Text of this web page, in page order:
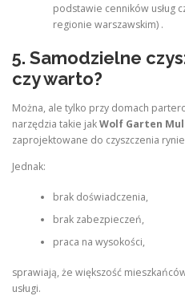
podstawie cenników usług
regionie warszawskim) .
5. Samodzielne
czy warto?
Można, ale tylko przy domach
narzędzia takie jakWolf Garten
zaprojektowane do czyszczenia
Jednak:
brak doświadczenia,
brak zabezpieczeń,
praca na wysokości,
sprawiają, że większość
usługi.